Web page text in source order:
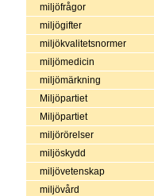
miljöfrågor
miljögifter
miljökvalitetsnormer
miljömedicin
miljömärkning
Miljöpartiet
Miljöpartiet
miljörörelser
miljöskydd
miljövetenskap
miljövård